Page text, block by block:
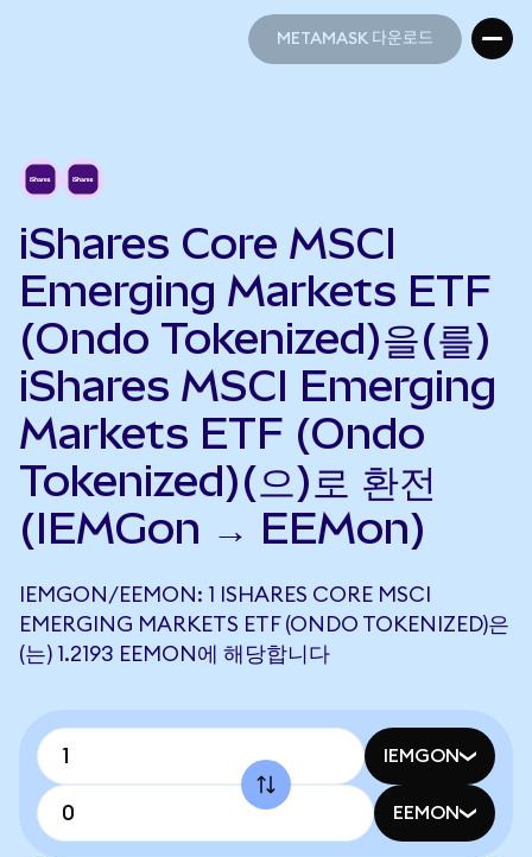
METAMASK 다운로드
iShares Core MSCI
Emerging Markets ETF
(Ondo Tokenized)을(를)
iShares MSCI Emerging
Markets ETF (Ondo
Tokenized)(으)로 환전
(IEMGon → EEMon)
IEMGON/EEMON: 1 ISHARES CORE MSCI
EMERGING MARKETS ETF (ONDO TOKENIZED)은
(는) 1.2193 EEMON에 해당합니다
IEMGON
EEMON